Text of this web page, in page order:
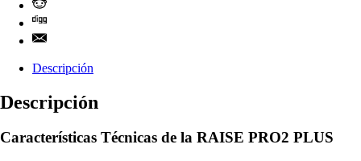
Descripción
Descripción
Características Técnicas de la RAISE PRO2 PLUS